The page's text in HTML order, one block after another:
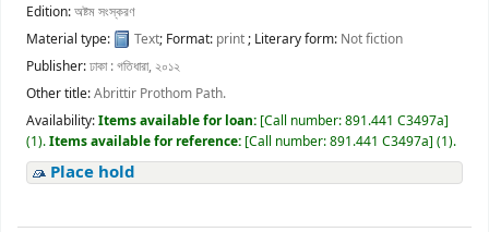
Edition:অষ্টম সংস্করণ
Material type:
Text; Format: print; Literary form: Not fiction
Publisher:ঢাকা : গতিধারা, ২০১২
Other title:Abrittir Prothom Path.
Availability:Items available for loan: [Call number:891.441 C3497a]
(1).Items available for reference: [Call number:891.441 C3497a] (1).
Place hold